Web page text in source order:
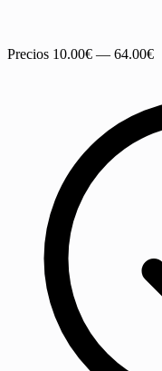
Precios 10.00€ — 64.00€